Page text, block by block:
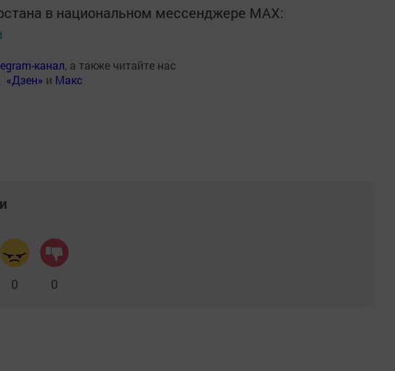
в национальном мессенджере MАХ:
канал, а также читайте нас
, «Дзен» и Макс
0 0